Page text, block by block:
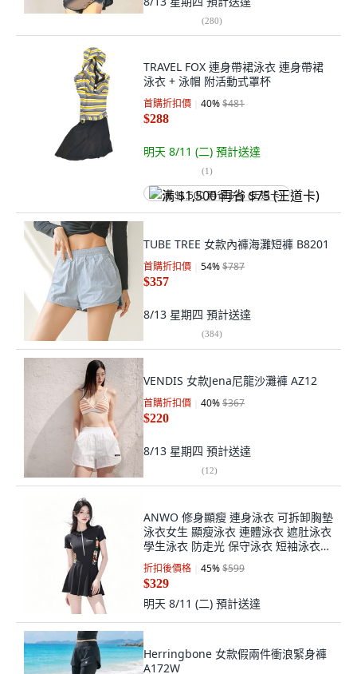
(280)
TRAVEL FOX 連身帶裙泳衣 連身帶裙
泳衣 + 泳帽 附活動式罩杯
首購折扣價 40%$481
$288
明天 8/11 (二) 預計送達
(1)
满 $1,500 再省 $75 (王道卡)
TUBE TREE 女款內褲海灘短褲 B8201
首購折扣價 54%$787
$357
8/13 星期四 預計送達
(384)
VENDIS 女款Jena尼龍沙灘褲 AZ12
首購折扣價 40%$367
$220
8/13 星期四 預計送達
(12)
ANWO 修身顯瘦 連身泳衣 可拆卸胸墊
泳衣女生 顯瘦泳衣 連體泳衣 遮肚泳衣
學生泳衣 防走光 保守泳衣 短袖泳衣
溫泉泳衣 連身泳裝
折扣後價格 45%$599
$329
明天 8/11 (二) 預計送達
Herringbone 女款假兩件衝浪緊身褲
A172W